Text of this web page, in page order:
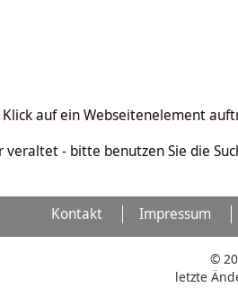
auf ein Webseitenelement
veraltet - bitte benutzen Sie die
Kontakt Impressum
©
letzte